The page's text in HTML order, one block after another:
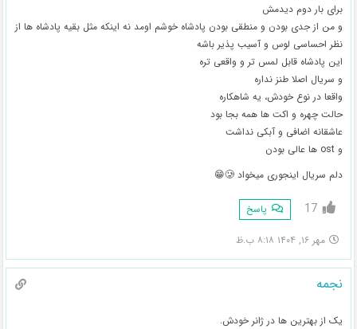
برای بار دوم دیدمش
و من از جدی بودن و منطقی بودن پادشاه خوشم اومد نه اینکه مثل بقیه پادشاه ها از
نظر احساسی لوس و آسیب پذیر باشه
این پادشاه قابل لمس تر و واقعی تره
و سریال‌ اصلا طنز نداره
واقعا در نوع خودش، یه شاهکاره
حالت چهره و اکت ها همه بجا بود
عاشقانه اضافی و آبکی نداشت
و ost ها عالی بودن
دلم سریال‌ اینجوری میخواد 🥲😁
17 پاسخ
مهر ۱۶, ۱۴۰۴ ۸:۱۸ ب.ظ
نجمه
یک از بهترین ها در ژانر خودش.